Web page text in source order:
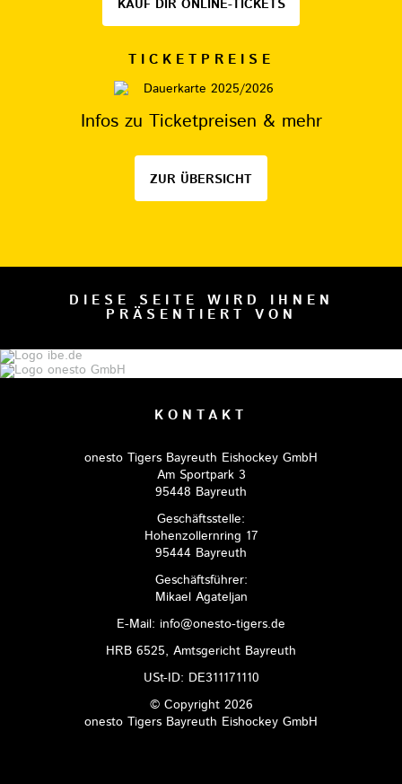
KAUF DIR ONLINE-TICKETS
TICKETPREISE
Infos zu Ticketpreisen & mehr
ZUR ÜBERSICHT
DIESE SEITE WIRD IHNEN
PRÄSENTIERT VON
KONTAKT
onesto Tigers Bayreuth Eishockey GmbH
Am Sportpark 3
95448 Bayreuth
Geschäftsstelle:
Hohenzollernring 17
95444 Bayreuth
Geschäftsführer:
Mikael Agateljan
E-Mail: info@onesto-tigers.de
HRB 6525, Amtsgericht Bayreuth
USt-ID: DE311171110
© Copyright 2026
onesto Tigers Bayreuth Eishockey GmbH